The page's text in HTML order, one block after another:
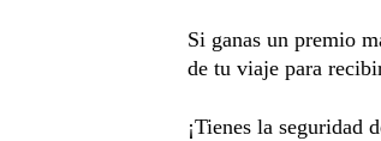
Si ganas un premio
de tu viaje para
¡Tienes la seguridad